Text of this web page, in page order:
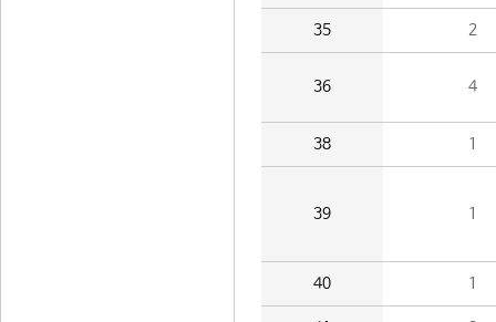
35 2
36 4
38 1
39 1
40 1